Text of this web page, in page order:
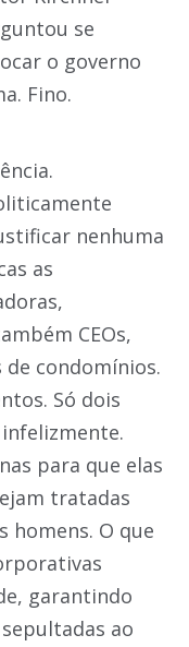
se
o governo
Fino.
nenhuma
as
CEOs,
de condomínios.
Só dois
para que elas
tratadas
homens. O que
garantindo
ao